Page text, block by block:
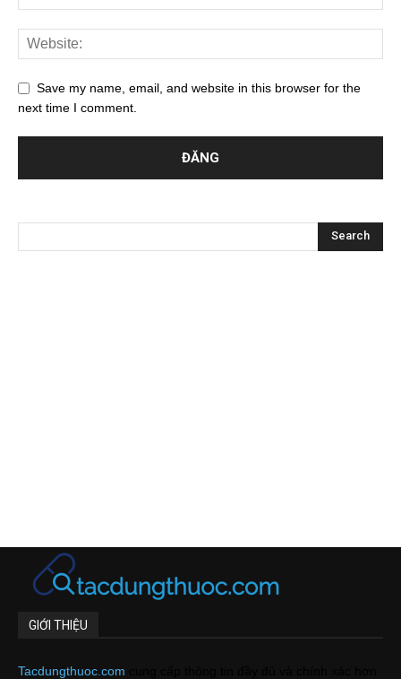
Save my name, email, and website in this browser for the
next time I comment.
GIỚI THIỆU
Tacdungthuoc.com